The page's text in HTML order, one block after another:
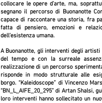
collocare le opere d’arte, ma,
segnano il percorso di Buonanotte
capace di raccontare una storia, fra
fatta di pensiero, emozioni e
dell’esistenza umana.
A Buonanotte, gli interventi degli
del tempo e con la surreale
realizzazione di un percorso
risponde in modo strutturale alle
borgo. “Kaleidoscope” diVincenzo
“BN_L_AIFE_20_295” di Artan Shalsi,
loro interventi hanno sollecitato un